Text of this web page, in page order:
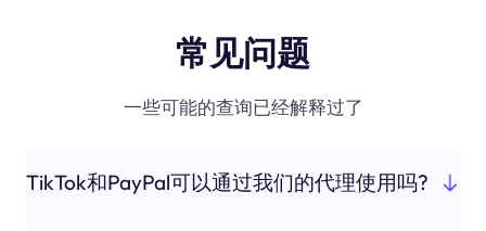
常见问题
一些可能的查询已经解释过了
TikTok和PayPal可以通过我们的代理使用吗?